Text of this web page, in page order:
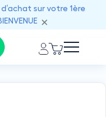
sur votre 1ère